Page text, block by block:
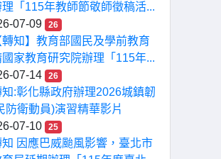
「115年教師節敬師徵稿活...
07-09
26
轉知】教育部國民及學前教育
家教育研究院辦理「115年...
07-14
26
知:彰化縣政府辦理2026城鎮韌
防衛動員)演習精華影片
07-10
25
知 因應巴威颱風影響，臺北市